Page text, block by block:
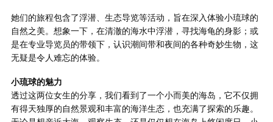
她们的旅程包含了浮潜、生态导览等活动，旨在深入体验小琉球的
自然之美。想象一下，在清澈的海水中浮潜，寻找海龟的身影；或
是在专业导览员的带领下，认识潮间带和夜间的各种奇妙生物，这
无疑是令人难忘的体验。
小琉球的魅力
透过这两位女生的分享，我们看到了一个小而美的海岛，它不仅拥
有得天独厚的自然景观和丰富的海洋生态，也充满了探索的乐趣。